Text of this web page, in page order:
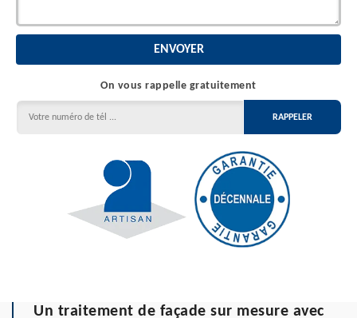
On vous rappelle gratuitement
Un traitement de façade sur mesure avec